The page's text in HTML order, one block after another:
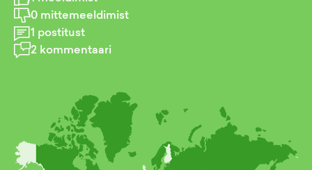
0 mittemeeldimist
1 postitust
2 kommentaari